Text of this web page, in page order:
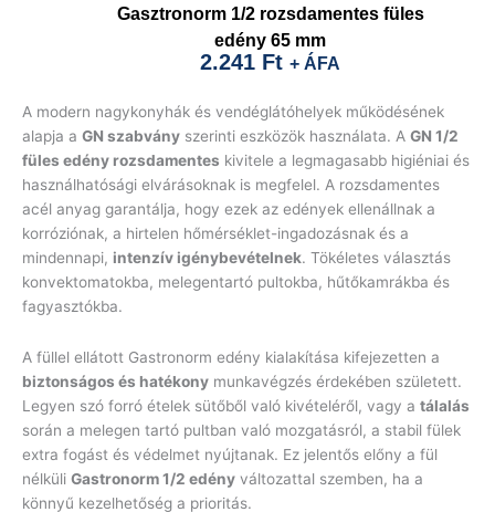
Gasztronorm 1/2 rozsdamentes füles
edény 65 mm
2.241 Ft + ÁFA
A modern nagykonyhák és vendéglátóhelyek működésének
alapja a GN szabvány szerinti eszközök használata. A GN 1/2
füles edény rozsdamentes kivitele a legmagasabb higiéniai és
használhatósági elvárásoknak is megfelel. A rozsdamentes
acél anyag garantálja, hogy ezek az edények ellenállnak a
korróziónak, a hirtelen hőmérséklet-ingadozásnak és a
mindennapi, intenzív igénybevételnek. Tökéletes választás
konvektomatokba, melegentartó pultokba, hűtőkamrákba és
fagyasztókba.
A füllel ellátott Gastronorm edény kialakítása kifejezetten a
biztonságos és hatékony munkavégzés érdekében született.
Legyen szó forró ételek sütőből való kivételéről, vagy a tálalás
során a melegen tartó pultban való mozgatásról, a stabil fülek
extra fogást és védelmet nyújtanak. Ez jelentős előny a fül
nélküli Gastronorm 1/2 edény változattal szemben, ha a
könnyű kezelhetőség a prioritás.